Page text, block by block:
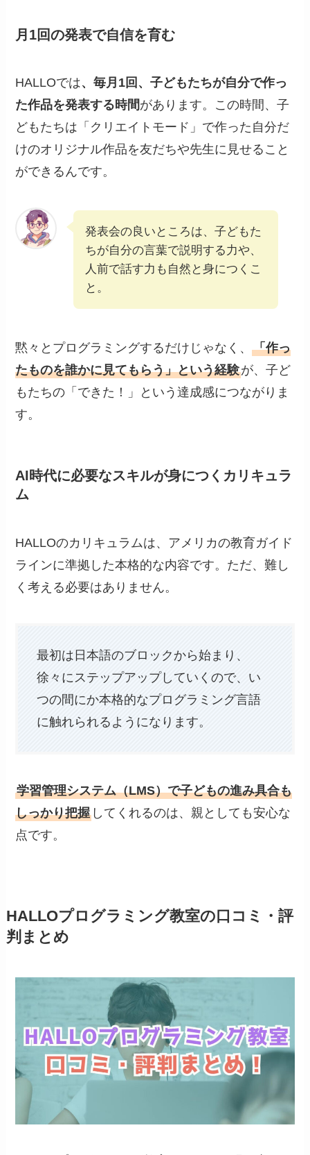
月1回の発表で自信を育む
HALLOでは、毎月1回、子どもたちが自分で作っ
た作品を発表する時間があります。この時間、子
どもたちは「クリエイトモード」で作った自分だ
けのオリジナル作品を友だちや先生に見せること
ができるんです。
発表会の良いところは、子どもた
ちが自分の言葉で説明する力や、
人前で話す力も自然と身につくこ
と。
黙々とプログラミングするだけじゃなく、「作っ
たものを誰かに見てもらう」という経験が、子ど
もたちの「できた！」という達成感につながりま
す。
AI時代に必要なスキルが身につくカリキュラ
ム
HALLOのカリキュラムは、アメリカの教育ガイド
ラインに準拠した本格的な内容です。ただ、難し
く考える必要はありません。
最初は日本語のブロックから始まり、
徐々にステップアップしていくので、い
つの間にか本格的なプログラミング言語
に触れられるようになります。
学習管理システム（LMS）で子どもの進み具合も
しっかり把握 してくれるのは、親としても安心な
点です。
HALLOプログラミング教室の口コミ・評
判まとめ